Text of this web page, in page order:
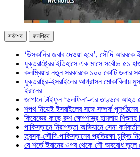
সর্বশেষ জনপ্রিয়
‘উসকানির জবাব দেওয়া হবে’, সৌদি আরবকে
যুক্তরাষ্ট্রের ইতিহাসে এক মাসে সর্বোচ্চ ৫১
কলম্বিয়ার নতুন সরকারকে ১০০ কোটি ডলার
যুক্তরাষ্ট্র-ইসরাইলের আগ্রাসন মোকাবিলায়
ইরানের
জাপানে টাইফুন ‘ডলফিন’-এর তাণ্ডবে আহত
শপথ নিয়েই ইসরাইলের সঙ্গে সম্পর্ক
কিয়েভের কাছে রুশ ক্ষেপণাস্ত্র হামলায়
পাকিস্তানে নিরাপত্তা অভিযানে সেনা
তুরস্ক-সৌদি-পাকিস্তানের প্রতিরক্ষা চুক্তি
যে শর্তে ইরানের ওপর থেকে নৌ অবরোধ তুলে